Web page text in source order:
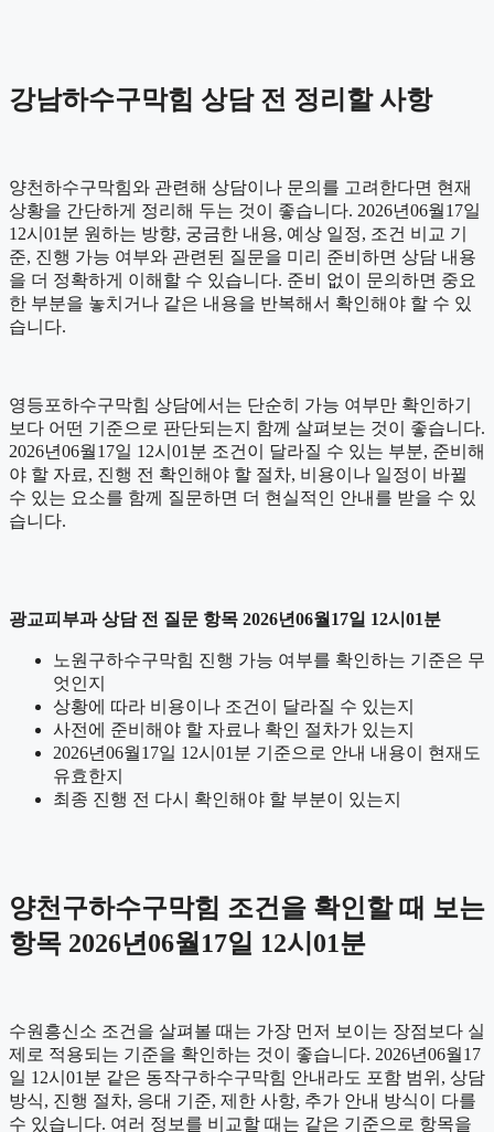
강남하수구막힘 상담 전 정리할 사항
양천하수구막힘와 관련해 상담이나 문의를 고려한다면 현재
상황을 간단하게 정리해 두는 것이 좋습니다. 2026년06월17일
12시01분 원하는 방향, 궁금한 내용, 예상 일정, 조건 비교 기
준, 진행 가능 여부와 관련된 질문을 미리 준비하면 상담 내용
을 더 정확하게 이해할 수 있습니다. 준비 없이 문의하면 중요
한 부분을 놓치거나 같은 내용을 반복해서 확인해야 할 수 있
습니다.
영등포하수구막힘 상담에서는 단순히 가능 여부만 확인하기
보다 어떤 기준으로 판단되는지 함께 살펴보는 것이 좋습니다.
2026년06월17일 12시01분 조건이 달라질 수 있는 부분, 준비해
야 할 자료, 진행 전 확인해야 할 절차, 비용이나 일정이 바뀔
수 있는 요소를 함께 질문하면 더 현실적인 안내를 받을 수 있
습니다.
광교피부과 상담 전 질문 항목 2026년06월17일 12시01분
노원구하수구막힘 진행 가능 여부를 확인하는 기준은 무
엇인지
상황에 따라 비용이나 조건이 달라질 수 있는지
사전에 준비해야 할 자료나 확인 절차가 있는지
2026년06월17일 12시01분 기준으로 안내 내용이 현재도
유효한지
최종 진행 전 다시 확인해야 할 부분이 있는지
양천구하수구막힘 조건을 확인할 때 보는
항목 2026년06월17일 12시01분
수원흥신소 조건을 살펴볼 때는 가장 먼저 보이는 장점보다 실
제로 적용되는 기준을 확인하는 것이 좋습니다. 2026년06월17
일 12시01분 같은 동작구하수구막힘 안내라도 포함 범위, 상담
방식, 진행 절차, 응대 기준, 제한 사항, 추가 안내 방식이 다를
수 있습니다. 여러 정보를 비교할 때는 같은 기준으로 항목을